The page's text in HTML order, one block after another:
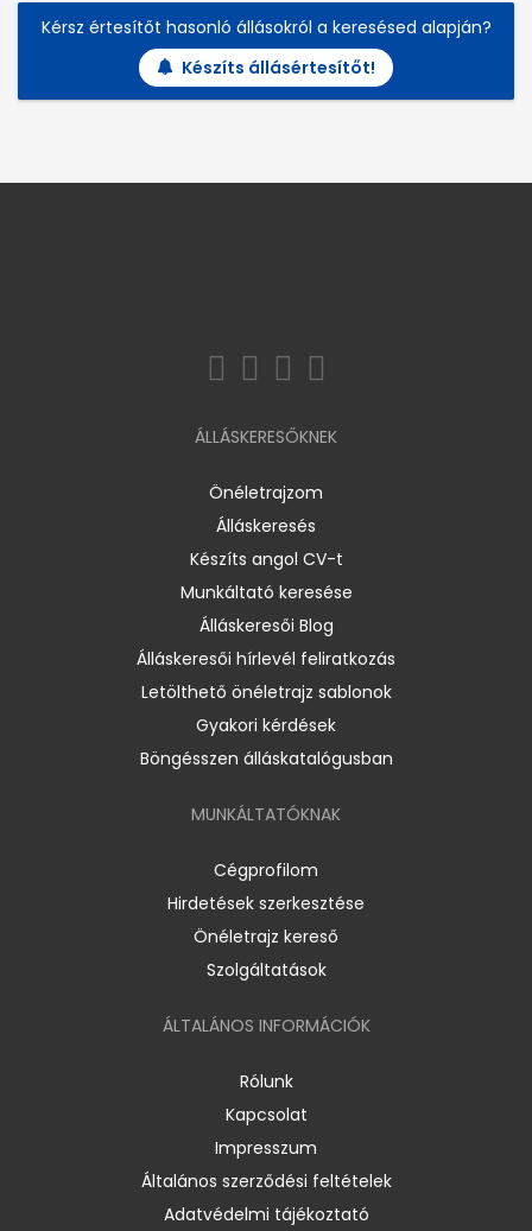
Kérsz értesítőt hasonló állásokról a keresésed alapján?
Készíts állásértesítőt!
ÁLLÁSKERESŐKNEK
Önéletrajzom
Álláskeresés
Készíts angol CV-t
Munkáltató keresése
Álláskeresői Blog
Álláskeresői hírlevél feliratkozás
Letölthető önéletrajz sablonok
Gyakori kérdések
Böngésszen álláskatalógusban
MUNKÁLTATÓKNAK
Cégprofilom
Hirdetések szerkesztése
Önéletrajz kereső
Szolgáltatások
ÁLTALÁNOS INFORMÁCIÓK
Rólunk
Kapcsolat
Impresszum
Általános szerződési feltételek
Adatvédelmi tájékoztató